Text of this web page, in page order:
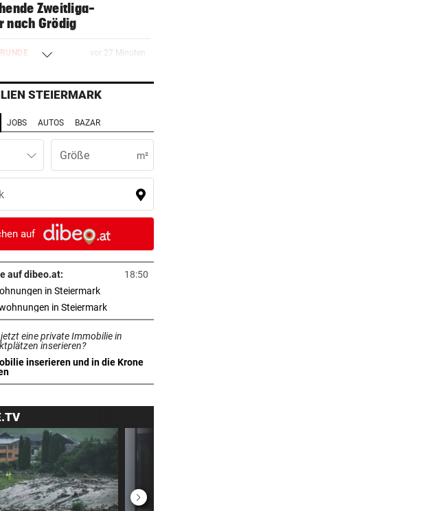
Zweitliga-
nach Grödig
vor 27 Minuten
nach Unwetter:
Valser Tal
vor einer Stunde
bei PGA-Turnier
GESCHICHTE vor einer Stunde
Millionen – dank
IM NETZ vor einer Stunde
im BMW-Cockpit ruft
den Plan
vor einer Stunde
nach: Mütter-
PKW vor einer Stunde
Bub wurde aus
gerettet
vor einer Stunde
STEIERMARK
JOBS AUTOS BAZAR
m²
auf
auf dibeo.at:
18:50
in Steiermarkin neuem Tab öffnen
in Steiermarkin neuem Tab öffnen
eine private Immobilie in
inserieren?
inserieren und in die Krone
öffnen